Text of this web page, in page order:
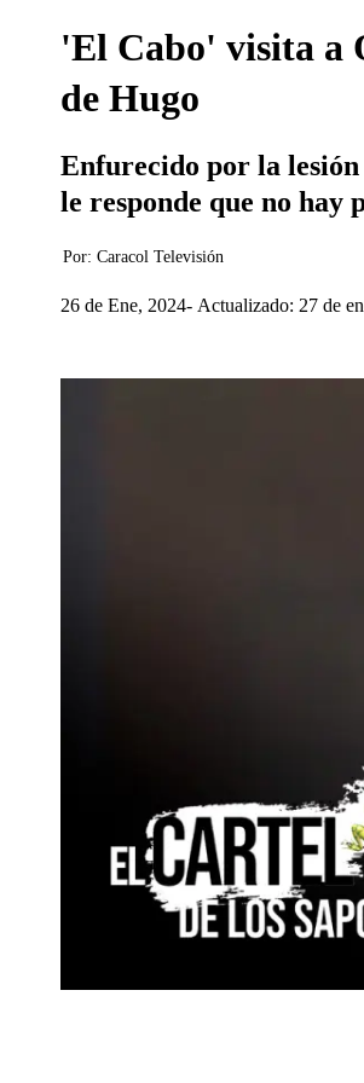
'El Cabo' visita a
de Hugo
Enfurecido por la
le responde que no hay
Por: Caracol Televisión
26 de Ene, 2024 Actualizado: 27 de